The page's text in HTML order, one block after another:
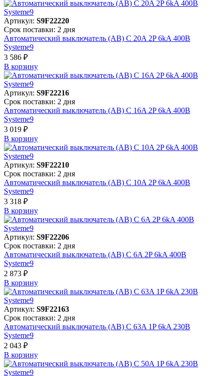
Артикул: S9F22220
Срок поставки: 2 дня
Автоматический выключатель (АВ) C 20A 2P 6kA 400В
Systeme9
3 586 ₽
В корзинy
Артикул: S9F22216
Срок поставки: 2 дня
Автоматический выключатель (АВ) C 16A 2P 6kA 400В
Systeme9
3 019 ₽
В корзинy
Артикул: S9F22210
Срок поставки: 2 дня
Автоматический выключатель (АВ) C 10A 2P 6kA 400В
Systeme9
3 318 ₽
В корзинy
Артикул: S9F22206
Срок поставки: 2 дня
Автоматический выключатель (АВ) C 6A 2P 6kA 400В
Systeme9
2 873 ₽
В корзинy
Артикул: S9F22163
Срок поставки: 2 дня
Автоматический выключатель (АВ) C 63A 1P 6kA 230В
Systeme9
2 043 ₽
В корзинy